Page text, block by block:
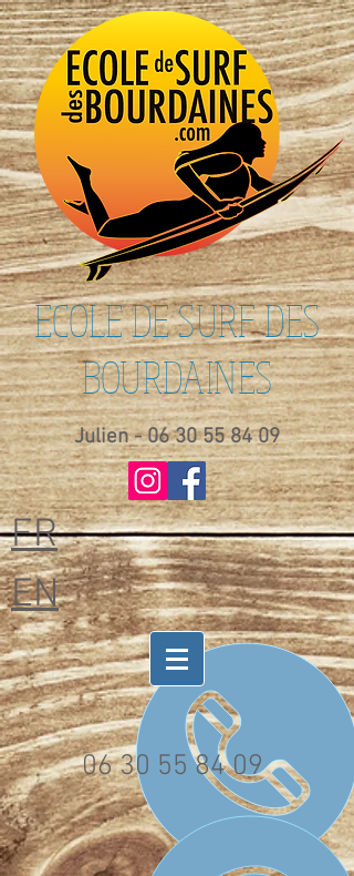
ECOLE DE SURF DES
BOURDAINES
Julien -06 30 55 84 09
FR
EN
06 30 55 84 09